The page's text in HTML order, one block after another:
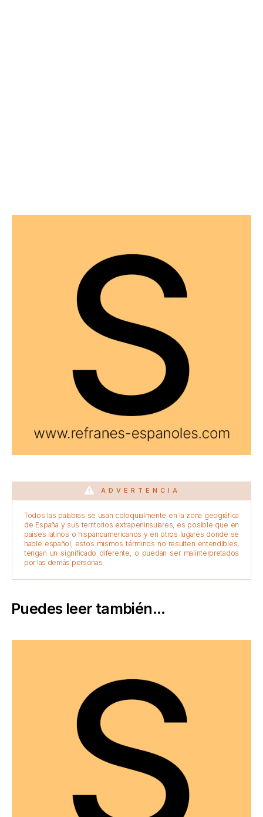
ADVERTENCIA
Todos las palabras se usan coloquialmente en la zona geográfica
de España y sus territorios extrapeninsulares, es posible que en
países latinos o hispanoamericanos y en otros lugares donde se
hable español, estos mismos términos no resulten entendibles,
tengan un significado diferente, o puedan ser malinterpretados
por las demás personas
Puedes leer también...